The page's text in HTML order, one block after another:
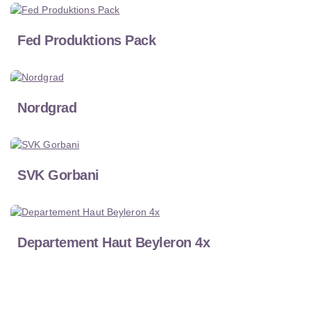
Fed Produktions Pack
Nordgrad
SVK Gorbani
Departement Haut Beyleron 4x